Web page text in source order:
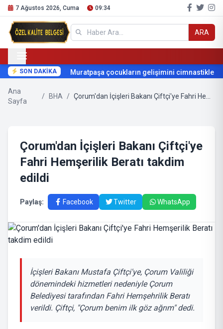
7 Ağustos 2026, Cuma 09:34
ARA
SON DAKİKA Muratpaşa çocukların gelişimini cimnastikle
Ana
Sayfa
/ BHA /
Çorum'dan İçişleri Bakanı Çiftçi'ye
Fahri Hemşerilik Beratı takdim
edildi
Paylaş: Facebook Twitter WhatsApp
İçişleri Bakanı Mustafa Çiftçi'ye, Çorum Valiliği
dönemindeki hizmetleri nedeniyle Çorum
Belediyesi tarafından Fahri Hemşehrilik Beratı
verildi. Çiftçi, "Çorum benim ilk göz ağrım" dedi.